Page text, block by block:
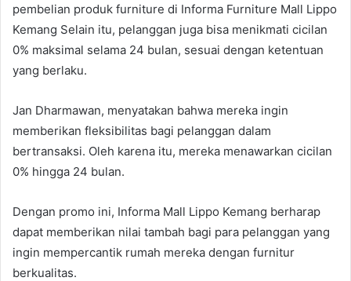
pembelian produk furniture di Informa Furniture Mall Lippo
Kemang Selain itu, pelanggan juga bisa menikmati cicilan
0% maksimal selama 24 bulan, sesuai dengan ketentuan
yang berlaku.
Jan Dharmawan, menyatakan bahwa mereka ingin
memberikan fleksibilitas bagi pelanggan dalam
bertransaksi. Oleh karena itu, mereka menawarkan cicilan
0% hingga 24 bulan.
Dengan promo ini, Informa Mall Lippo Kemang berharap
dapat memberikan nilai tambah bagi para pelanggan yang
ingin mempercantik rumah mereka dengan furnitur
berkualitas.